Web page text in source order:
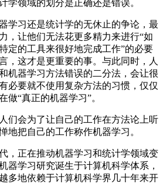
学领域的划分是正确还是错误。
习还是统计学的无休止的争论，最
，让他们无法花更多精力来进行“如
定的工具来很好地完成工作”的必要
这才是更重要的事。与此同时，人
机器学习方法错误的二分法，会让很
必要就不使用复杂方法的习惯，仅仅
做“真正的机器学习”。
会为了让自己的工作在方法论上听
地把自己的工作称作机器学习。
正在推动机器学习和统计学领域变
器学习研究诞生于计算机科学体系，
多地依赖于计算机科学界几十年来开